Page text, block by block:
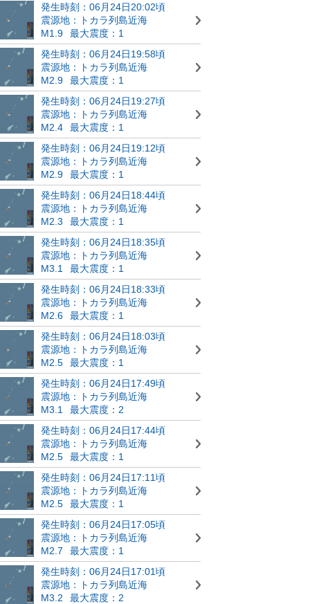
発生時刻：06月24日20:02頃
震源地：トカラ列島近海
M1.9
最大震度：1
発生時刻：06月24日19:58頃
震源地：トカラ列島近海
M2.9
最大震度：1
発生時刻：06月24日19:27頃
震源地：トカラ列島近海
M2.4
最大震度：1
発生時刻：06月24日19:12頃
震源地：トカラ列島近海
M2.9
最大震度：1
発生時刻：06月24日18:44頃
震源地：トカラ列島近海
M2.3
最大震度：1
発生時刻：06月24日18:35頃
震源地：トカラ列島近海
M3.1
最大震度：1
発生時刻：06月24日18:33頃
震源地：トカラ列島近海
M2.6
最大震度：1
発生時刻：06月24日18:03頃
震源地：トカラ列島近海
M2.5
最大震度：1
発生時刻：06月24日17:49頃
震源地：トカラ列島近海
M3.1
最大震度：2
発生時刻：06月24日17:44頃
震源地：トカラ列島近海
M2.5
最大震度：1
発生時刻：06月24日17:11頃
震源地：トカラ列島近海
M2.5
最大震度：1
発生時刻：06月24日17:05頃
震源地：トカラ列島近海
M2.7
最大震度：1
発生時刻：06月24日17:01頃
震源地：トカラ列島近海
M3.2
最大震度：2